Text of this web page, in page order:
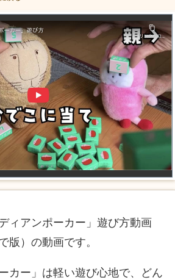
ィアンポーカー」遊び方動画
版）の動画です。
カー」は軽い遊び心地で、どん